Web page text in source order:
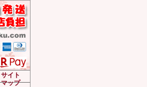
サイト
マップ